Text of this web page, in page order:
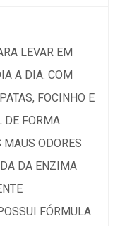
LEVAR EM
A DIA. COM
FOCINHO E
DE FORMA
ODORES
DA ENZIMA
FÓRMULA